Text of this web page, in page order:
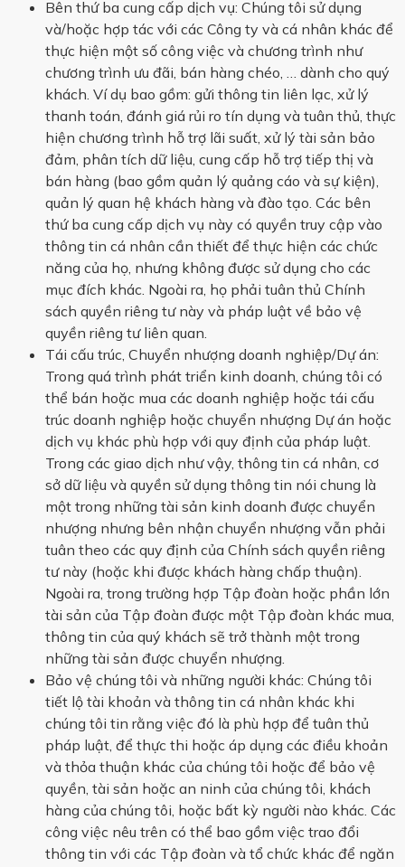
Bên thứ ba cung cấp dịch vụ: Chúng tôi sử dụng
và/hoặc hợp tác với các Công ty và cá nhân khác để
thực hiện một số công việc và chương trình như
chương trình ưu đãi, bán hàng chéo, … dành cho quý
khách. Ví dụ bao gồm: gửi thông tin liên lạc, xử lý
thanh toán, đánh giá rủi ro tín dụng và tuân thủ, thực
hiện chương trình hỗ trợ lãi suất, xử lý tài sản bảo
đảm, phân tích dữ liệu, cung cấp hỗ trợ tiếp thị và
bán hàng (bao gồm quản lý quảng cáo và sự kiện),
quản lý quan hệ khách hàng và đào tạo. Các bên
thứ ba cung cấp dịch vụ này có quyền truy cập vào
thông tin cá nhân cần thiết để thực hiện các chức
năng của họ, nhưng không được sử dụng cho các
mục đích khác. Ngoài ra, họ phải tuân thủ Chính
sách quyền riêng tư này và pháp luật về bảo vệ
quyền riêng tư liên quan.
Tái cấu trúc, Chuyển nhượng doanh nghiệp/Dự án:
Trong quá trình phát triển kinh doanh, chúng tôi có
thể bán hoặc mua các doanh nghiệp hoặc tái cấu
trúc doanh nghiệp hoặc chuyển nhượng Dự án hoặc
dịch vụ khác phù hợp với quy định của pháp luật.
Trong các giao dịch như vậy, thông tin cá nhân, cơ
sở dữ liệu và quyền sử dụng thông tin nói chung là
một trong những tài sản kinh doanh được chuyển
nhượng nhưng bên nhận chuyển nhượng vẫn phải
tuân theo các quy định của Chính sách quyền riêng
tư này (hoặc khi được khách hàng chấp thuận).
Ngoài ra, trong trường hợp Tập đoàn hoặc phần lớn
tài sản của Tập đoàn được một Tập đoàn khác mua,
thông tin của quý khách sẽ trở thành một trong
những tài sản được chuyển nhượng.
Bảo vệ chúng tôi và những người khác: Chúng tôi
tiết lộ tài khoản và thông tin cá nhân khác khi
chúng tôi tin rằng việc đó là phù hợp để tuân thủ
pháp luật, để thực thi hoặc áp dụng các điều khoản
và thỏa thuận khác của chúng tôi hoặc để bảo vệ
quyền, tài sản hoặc an ninh của chúng tôi, khách
hàng của chúng tôi, hoặc bất kỳ người nào khác. Các
công việc nêu trên có thể bao gồm việc trao đổi
thông tin với các Tập đoàn và tổ chức khác để ngăn